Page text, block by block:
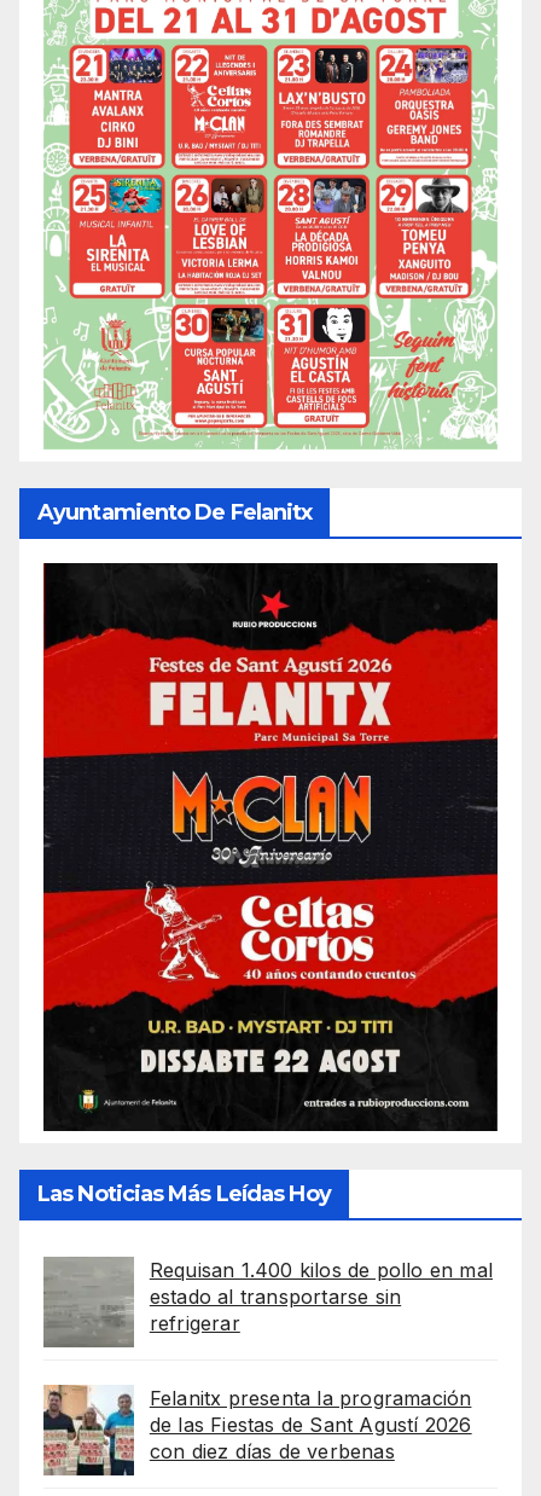
Ayuntamiento De Felanitx
Las Noticias Más Leídas Hoy
Requisan 1.400 kilos de pollo en mal
estado al transportarse sin
refrigerar
Felanitx presenta la programación
de las Fiestas de Sant Agustí 2026
con diez días de verbenas